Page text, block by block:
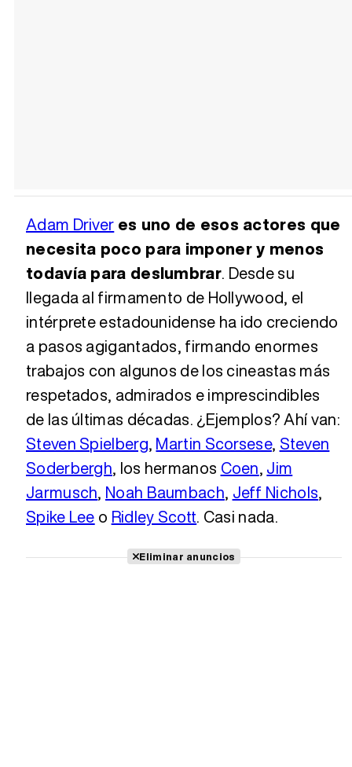
Adam Driver es uno de esos actores que
necesita poco para imponer y menos
todavía para deslumbrar. Desde su
llegada al firmamento de Hollywood, el
intérprete estadounidense ha ido creciendo
a pasos agigantados, firmando enormes
trabajos con algunos de los cineastas más
respetados, admirados e imprescindibles
de las últimas décadas. ¿Ejemplos? Ahí van:
Steven Spielberg, Martin Scorsese, Steven
Soderbergh, los hermanos Coen, Jim
Jarmusch, Noah Baumbach, Jeff Nichols,
Spike Lee o Ridley Scott. Casi nada.
Eliminar anuncios